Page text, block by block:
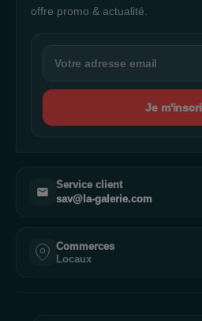
offre promo & actualité.
Je
Service client
sav@la-galerie.com
Commerces
Locaux